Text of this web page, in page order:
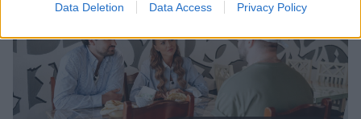
Data Deletion Data Access Privacy Policy